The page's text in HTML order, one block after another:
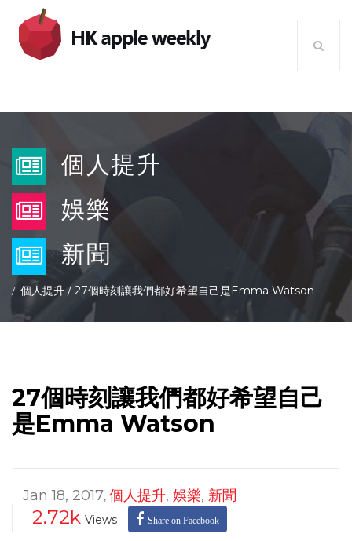
個人提升
娛樂
新聞
個人提升 / 27個時刻讓我們都好希望自己是Emma Watson
27個時刻讓我們都好希望自己
是Emma Watson
Jan 18, 2017, 個人提升, 娛樂, 新聞
2.72k Views Share on Facebook